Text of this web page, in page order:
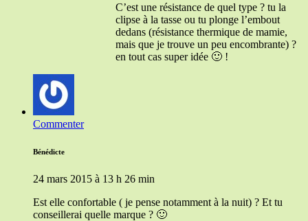
C’est une résistance de quel type ? tu la
clipse à la tasse ou tu plonge l’embout
dedans (résistance thermique de mamie,
mais que je trouve un peu encombrante) ?
en tout cas super idée 🙂 !
Commenter
Bénédicte
24 mars 2015 à 13 h 26 min
Est elle confortable ( je pense notamment à la nuit) ? Et tu
conseillerai quelle marque ? 🙂